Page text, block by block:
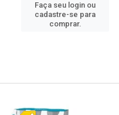
Faça seu login ou
cadastre-se para
comprar.